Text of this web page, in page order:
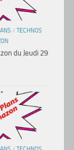
/ TECHNOS
du Jeudi 29